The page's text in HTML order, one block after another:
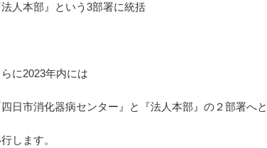
法人本部』という3部署に統括
らに2023年内には
四日市消化器病センター』と『法人本部』の２部署へと
します。